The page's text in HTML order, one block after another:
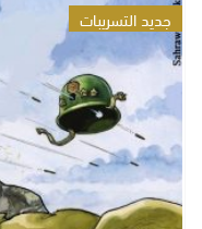
جديد التسريبات